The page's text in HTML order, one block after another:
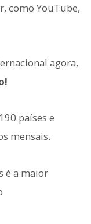
como YouTube,
agora,
países e
mensais.
é a maior